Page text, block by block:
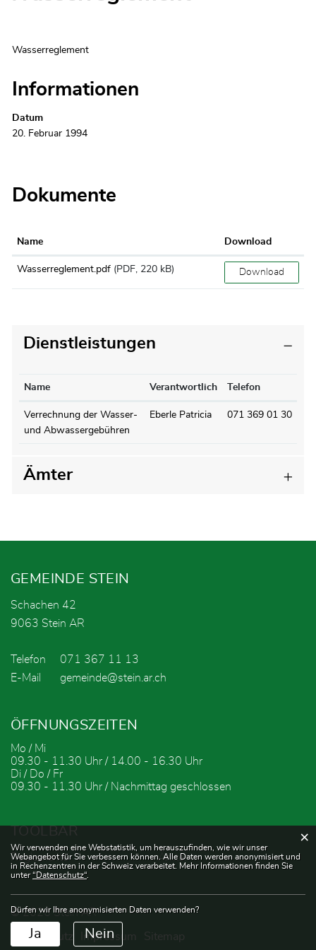
Wasserreglement
Informationen
Datum
20. Februar 1994
Dokumente
Name Download
Wasserreglement.pdf (PDF, 220 kB) Download
Zugehörige Objekte
Dienstleistungen
Name Verantwortlich Telefon
Verrechnung der Wasser-
und Abwassergebühren
Eberle Patricia 071 369 01 30
Ämter
Fusszeile
GEMEINDE STEIN
Schachen 42
9063 Stein AR
Telefon
071 367 11 13
E-Mail
gemeinde@stein.ar.ch
ÖFFNUNGSZEITEN
Mo / Mi
09.30 - 11.30 Uhr / 14.00 - 16.30 Uhr
Di / Do / Fr
09.30 - 11.30 Uhr / Nachmittag geschlossen
TOOLBAR
Reglemente Ämter
© 2026 Stein AR
Datenschutz Impressum Sitemap
Webstatistik
Wir verwenden eine Webstatistik, um herauszufinden, wie wir unser
Webangebot für Sie verbessern können. Alle Daten werden anonymisiert und
in Rechenzentren in der Schweiz verarbeitet. Mehr Informationen finden Sie
unter“Datenschutz“.
Dürfen wir Ihre anonymisierten Daten verwenden?
Ja Nein
×